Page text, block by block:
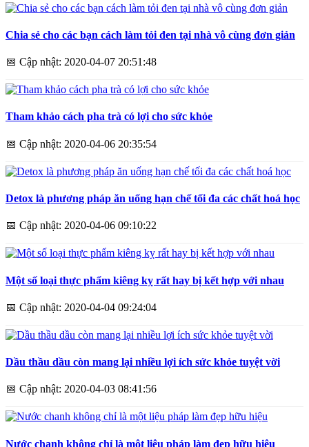
Chia sẻ cho các bạn cách làm tỏi đen tại nhà vô cùng đơn giản
📅 Cập nhật: 2020-04-07 20:51:48
Tham khảo cách pha trà có lợi cho sức khỏe
📅 Cập nhật: 2020-04-06 20:35:54
Detox là phương pháp ăn uống hạn chế tối đa các chất hoá học
📅 Cập nhật: 2020-04-06 09:10:22
Một số loại thực phẩm kiêng kỵ rất hay bị kết hợp với nhau
📅 Cập nhật: 2020-04-04 09:24:04
Dầu thầu dầu còn mang lại nhiều lợi ích sức khỏe tuyệt vời
📅 Cập nhật: 2020-04-03 08:41:56
Nước chanh không chỉ là một liệu pháp làm đẹp hữu hiệu